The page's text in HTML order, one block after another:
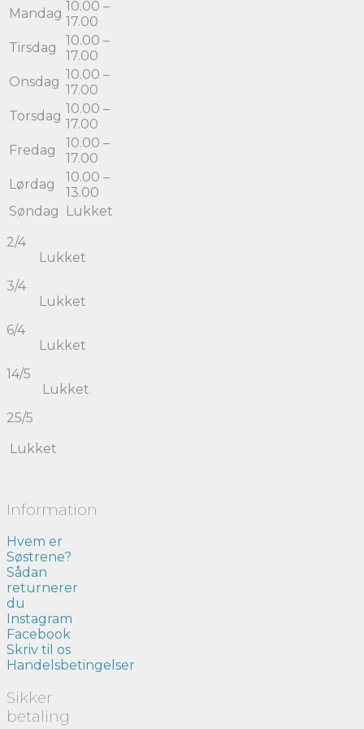
Mandag 10.00 –
17.00
Tirsdag
10.00 –
17.00
Onsdag 10.00 –
17.00
Torsdag 10.00 –
17.00
Fredag
10.00 –
17.00
Lørdag
10.00 –
13.00
Søndag
Lukket
2/4
Lukket
3/4
Lukket
6/4
Lukket
14/5
Lukket
25/5
Lukket
Information
Hvem er
Søstrene?
Sådan
returnerer
du
Instagram
Facebook
Skriv til os
Handelsbetingelser
Sikker
betaling